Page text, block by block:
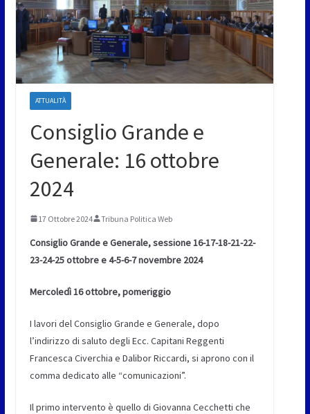
ATTUALITÀ
Consiglio Grande e
Generale: 16 ottobre
2024
17 Ottobre 2024 Tribuna Politica Web
Consiglio Grande eGenerale, sessione 16-17-18-21-22-
23-24-25 ottobre e 4-5-6-7 novembre 2024
Mercoledì 16 ottobre, pomeriggio
I lavori del Consiglio Grande e Generale, dopo
l’indirizzo di saluto degli Ecc. Capitani Reggenti
Francesca Civerchia e Dalibor Riccardi, si aprono con il
comma dedicato alle “comunicazioni”.
Il primo intervento è quello di Giovanna Cecchetti che